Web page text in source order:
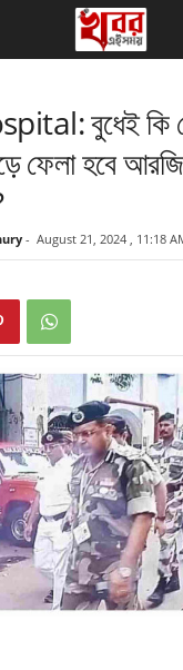
বুধেই কি
ফেলা হবে
- August 21, 2024 , 11:18